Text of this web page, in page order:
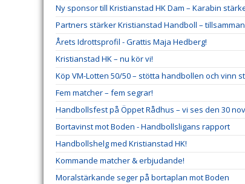
Ny sponsor till Kristianstad HK Dam – Karabin
Partners stärker Kristianstad Handboll –
Årets Idrottsprofil - Grattis Maja Hedberg!
Kristianstad HK – nu kör vi!
Köp VM-Lotten 50/50 – stötta handbollen och vinn
Fem matcher – fem segrar!
Handbollsfest på Öppet Rådhus – vi ses den 30
Bortavinst mot Boden - Handbollsligans rapport
Handbollshelg med Kristianstad HK!
Kommande matcher & erbjudande!
Moralstärkande seger på bortaplan mot Boden